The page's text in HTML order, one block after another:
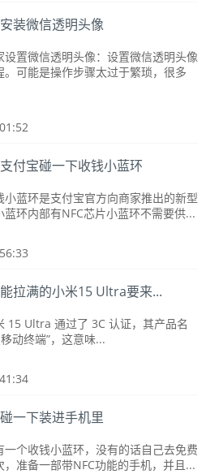
装微信透明头像
设置微信透明头像：设置微信透明头像
。可能是操作步骤太过于繁琐，很多
付宝碰一下收钱小蓝环
小蓝环是支付宝官方向商家推出的新型
蓝环内部有NFC芯片小蓝环不需要供...
拉满的小米15 Ultra要来...
15 Ultra 通过了 3C 认证，其产品名
动终端”，这意味...
一下装进手机里
一个收钱小蓝环，没有的话自己去免费
，准备一部带NFC功能的手机，并且...